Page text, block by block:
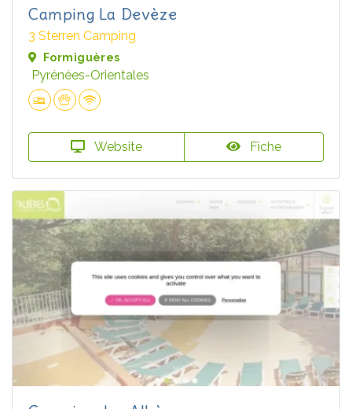
Camping La Devèze
3 Sterren Camping
Formiguères
Pyrénées-Orientales
Website Fiche